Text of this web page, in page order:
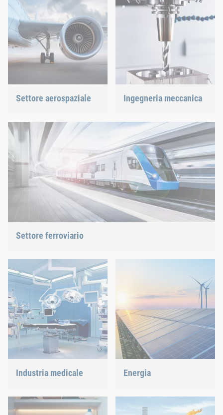
Settore aerospaziale
massimo della sicurezza
con il minimo peso: siamo
in grado di offrire la
soluzione più adatta.
Ingegneria meccanica
giunzione innovative
forniamo un valido
supporto al più innovativo
tra i settori industriali.
Settore ferroviario
offrire la soluzione giusta.
Industria medicale
giunzione su misura per
tecnologie altamente
Energia
fissaggio e assemblaggio
contribuiamo a plasmare il